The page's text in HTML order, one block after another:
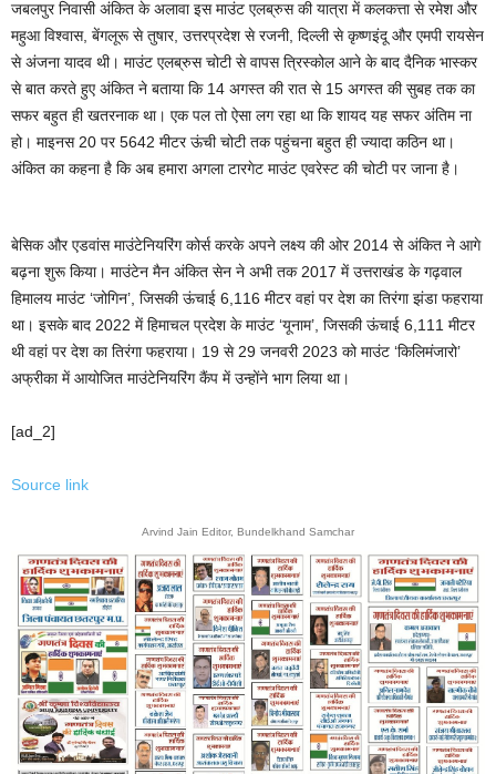
जबलपुर निवासी अंकित के अलावा इस माउंट एलब्रुस की यात्रा में कलकत्ता से रमेश और
महुआ विश्वास, बेंगलूरू से तुषार, उत्तरप्रदेश से रजनी, दिल्ली से कृष्णइंदू और एमपी रायसेन
से अंजना यादव थी। माउंट एलब्रुस चोटी से वापस त्रिस्कोल आने के बाद दैनिक भास्कर
से बात करते हुए अंकित ने बताया कि 14 अगस्त की रात से 15 अगस्त की सुबह तक का
सफर बहुत ही खतरनाक था। एक पल तो ऐसा लग रहा था कि शायद यह सफर अंतिम ना
हो। माइनस 20 पर 5642 मीटर ऊंची चोटी तक पहुंचना बहुत ही ज्यादा कठिन था।
अंकित का कहना है कि अब हमारा अगला टारगेट माउंट एवरेस्ट की चोटी पर जाना है।
बेसिक और एडवांस माउंटेनियरिंग कोर्स करके अपने लक्ष्य की ओर 2014 से अंकित ने आगे
बढ़ना शुरू किया। माउंटेन मैन अंकित सेन ने अभी तक 2017 में उत्तराखंड के गढ़वाल
हिमालय माउंट ‘जोगिन’, जिसकी ऊंचाई 6,116 मीटर वहां पर देश का तिरंगा झंडा फहराया
था। इसके बाद 2022 में हिमाचल प्रदेश के माउंट ‘यूनाम’, जिसकी ऊंचाई 6,111 मीटर
थी वहां पर देश का तिरंगा फहराया। 19 से 29 जनवरी 2023 को माउंट ‘किलिमंजारो’
अफ्रीका में आयोजित माउंटेनियरिंग कैंप में उन्होंने भाग लिया था।
[ad_2]
Source link
Arvind Jain Editor, Bundelkhand Samchar